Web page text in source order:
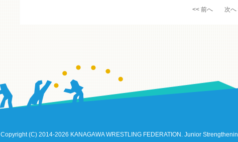
<< 前へ 次へ
Copyright (C) 2014-2026 KANAGAWA WRESTLING FEDERATION. Junior